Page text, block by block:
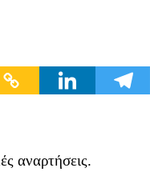
αναρτήσεις.